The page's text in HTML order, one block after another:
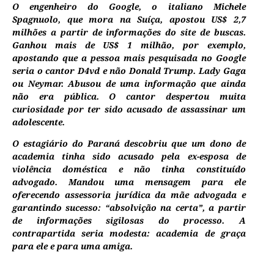
O engenheiro do Google, o italiano Michele
Spagnuolo, que mora na Suíça, apostou US$ 2,7
milhões a partir de informações do site de buscas.
Ganhou mais de US$ 1 milhão, por exemplo,
apostando que a pessoa mais pesquisada no Google
seria o cantor D4vd e não Donald Trump. Lady Gaga
ou Neymar. Abusou de uma informação que ainda
não era pública. O cantor despertou muita
curiosidade por ter sido acusado de assassinar um
adolescente.
O estagiário do Paraná descobriu que um dono de
academia tinha sido acusado pela ex-esposa de
violência doméstica e não tinha constituído
advogado. Mandou uma mensagem para ele
oferecendo assessoria jurídica da mãe advogada e
garantindo sucesso: “absolvição na certa”, a partir
de informações sigilosas do processo. A
contrapartida seria modesta: academia de graça
para ele e para uma amiga.